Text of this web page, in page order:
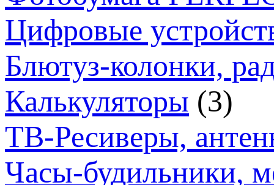
Цифровые
Блютуз-колонки,
Калькуляторы (3)
ТВ-Ресиверы,
Часы-будильники,